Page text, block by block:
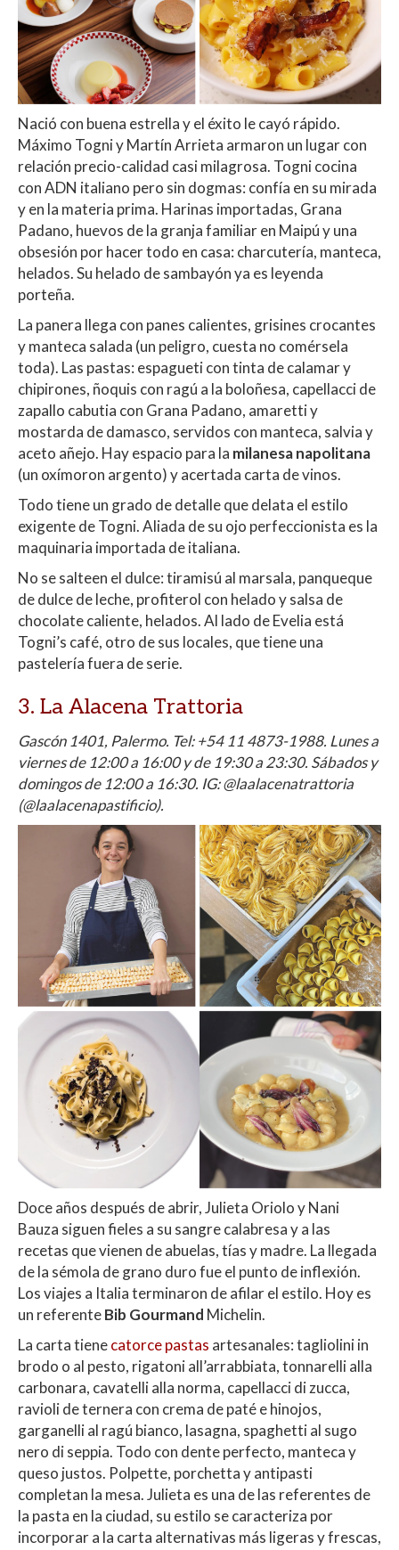
Nació con buena estrella y el éxito le cayó rápido.
Máximo Togni y Martín Arrieta armaron un lugar con
relación precio-calidad casi milagrosa. Togni cocina
con ADN italiano pero sin dogmas: confía en su mirada
y en la materia prima. Harinas importadas, Grana
Padano, huevos de la granja familiar en Maipú y una
obsesión por hacer todo en casa: charcutería, manteca,
helados. Su helado de sambayón ya es leyenda
porteña.
La panera llega con panes calientes, grisines crocantes
y manteca salada (un peligro, cuesta no comérsela
toda). Las pastas: espagueti con tinta de calamar y
chipirones, ñoquis con ragú a la boloñesa, capellacci de
zapallo cabutia con Grana Padano, amaretti y
mostarda de damasco, servidos con manteca, salvia y
aceto añejo. Hay espacio para la milanesa napolitana
(un oxímoron argento) y acertada carta de vinos.
Todo tiene un grado de detalle que delata el estilo
exigente de Togni. Aliada de su ojo perfeccionista es la
maquinaria importada de italiana.
No se salteen el dulce: tiramisú al marsala, panqueque
de dulce de leche, profiterol con helado y salsa de
chocolate caliente, helados. Al lado de Evelia está
Togni’s café, otro de sus locales, que tiene una
pastelería fuera de serie.
3. La Alacena Trattoria
Gascón 1401, Palermo. Tel: +54 11 4873-1988. Lunes a
viernes de 12:00 a 16:00 y de 19:30 a 23:30. Sábados y
domingos de 12:00 a 16:30. IG: @laalacenatrattoria
(@laalacenapastificio).
Doce años después de abrir, Julieta Oriolo y Nani
Bauza siguen fieles a su sangre calabresa y a las
recetas que vienen de abuelas, tías y madre. La llegada
de la sémola de grano duro fue el punto de inflexión.
Los viajes a Italia terminaron de afilar el estilo. Hoy es
un referenteBib Gourmand Michelin.
La carta tienecatorce pastas artesanales: tagliolini in
brodo o al pesto, rigatoni all’arrabbiata, tonnarelli alla
carbonara, cavatelli alla norma, capellacci di zucca,
ravioli de ternera con crema de paté e hinojos,
garganelli al ragú bianco, lasagna, spaghetti al sugo
nero di seppia. Todo con dente perfecto, manteca y
queso justos. Polpette, porchetta y antipasti
completan la mesa. Julieta es una de las referentes de
la pasta en la ciudad, su estilo se caracteriza por
incorporar a la carta alternativas más ligeras y frescas,